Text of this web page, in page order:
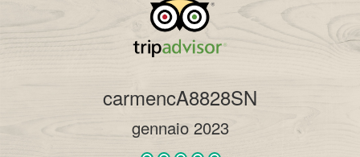
carmencA8828SN
gennaio 2023